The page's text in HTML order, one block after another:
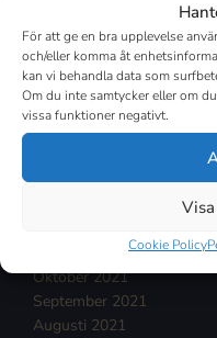
För att ge en bra upplevelse
och/eller komma åt
kan vi behandla data som
Om du inte samtycker eller om
vissa funktioner negativt.
Cookie Policy
Augusti 2022
Juli 2022
Juni 2022
Maj 2022
April 2022
Februari 2022
November 2021
Oktober 2021
September 2021
Augusti 2021